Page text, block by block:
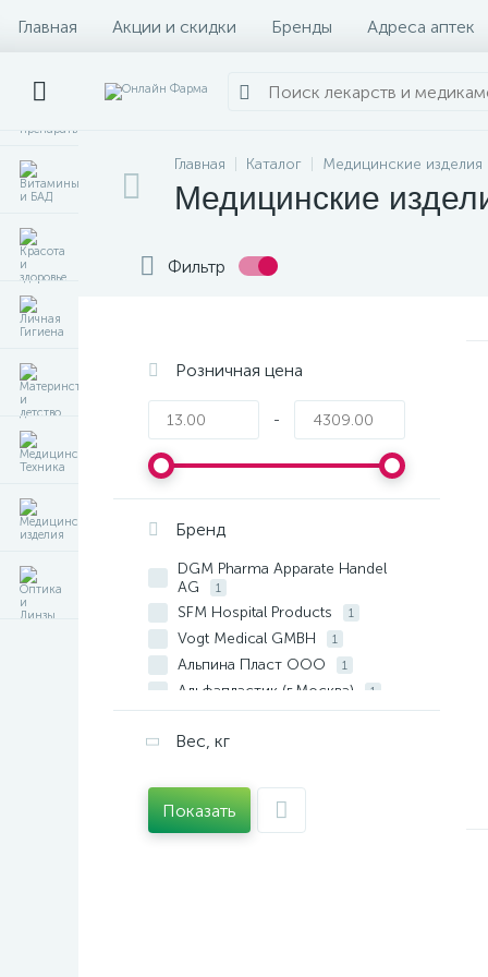
Главная Акции и скидки Бренды Адреса аптек
Главная Каталог Медицинские изделия
Медицинские
Фильтр
Розничная цена
-
Бренд
DGM Pharma Apparate Handel
AG
1
SFM Hospital Products 1
Vogt Medical GMBH 1
Альпина Пласт ООО 1
Альфапластик (г.Москва) 1
АМТ Трейд ООО (г.Москва)
3
Биотекфарм/Новые
перевязочные мат.
Биофармрус ООО
Вес, кг
Показать